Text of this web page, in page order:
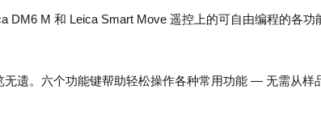
DM6 M 和 Leica Smart Move 遥控上的可自由编程的各功
遗。六个功能键帮助轻松操作各种常用功能 — 无需从样